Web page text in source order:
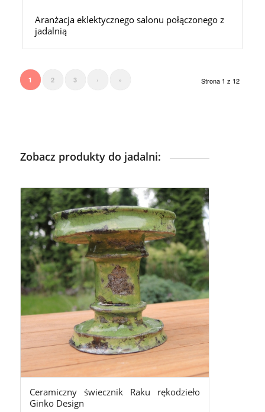
Aranżacja eklektycznego salonu połączonego z
jadalnią
Strona 1 z 12
1 2 3 › »
Zobacz produkty do jadalni:
Ceramiczny świecznik Raku rękodzieło
Ginko Design